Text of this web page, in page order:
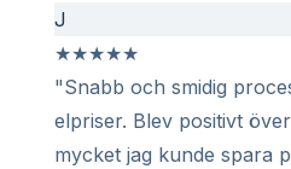
J
★★★★★
"Snabb och smidig
elpriser. Blev positivt
mycket jag kunde spara